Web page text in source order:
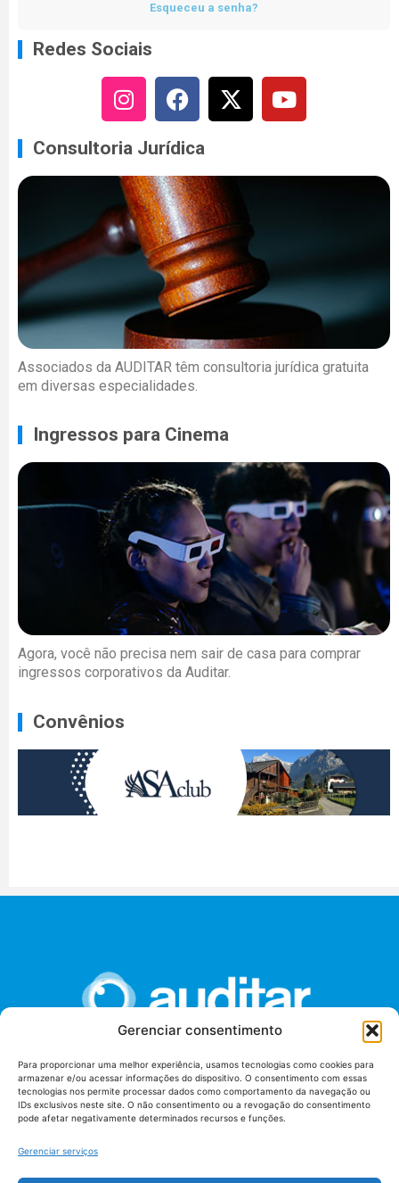
Gerenciar consentimento
Para proporcionar uma melhor experiência, usamos tecnologias como cookies para
armazenar e/ou acessar informações do dispositivo. O consentimento com essas
tecnologias nos permite processar dados como comportamento da navegação ou
IDs exclusivos neste site. O não consentimento ou a revogação do consentimento
pode afetar negativamente determinados recursos e funções.
Gerenciar serviços
Esqueceu a senha?
Redes Sociais
Consultoria Jurídica
Associados da AUDITAR têm consultoria jurídica gratuita
em diversas especialidades.
Ingressos para Cinema
Agora, você não precisa nem sair de casa para comprar
ingressos corporativos da Auditar.
Convênios
União dos Auditores Federais de Controle Externo -
AUDITAR
Setor de Administração Federal Sul (SAF/Sul), Qd. 04, Lt. 01
Tribunal de Contas da União (TCU), Subsolo, Sala S04
Telefone: (61)3527-7292